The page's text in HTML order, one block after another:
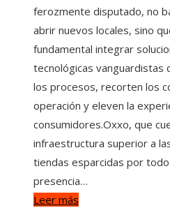
ferozmente disputado, no
abrir nuevos locales, sino
fundamental integrar
tecnológicas vanguardistas
los procesos, recorten los
operación y eleven la
consumidores.Oxxo, que
infraestructura superior a
tiendas esparcidas por
presencia…
Leer más